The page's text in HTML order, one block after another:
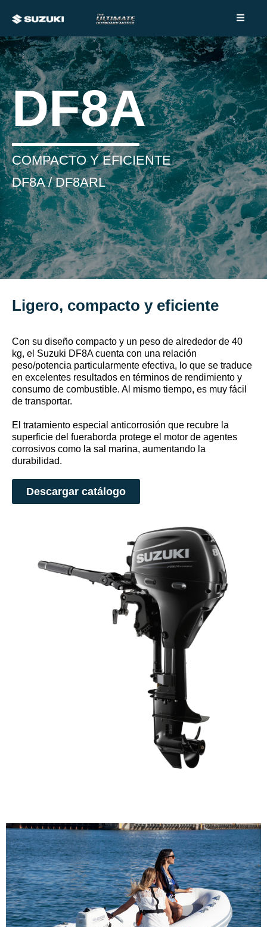
DF8A
COMPACTO Y EFICIENTE
DF8A / DF8ARL
Ligero, compacto y eficiente
Con su diseño compacto y un peso de alrededor de 40
kg, el Suzuki DF8A cuenta con una relación
peso/potencia particularmente efectiva, lo que se traduce
en excelentes resultados en términos de rendimiento y
consumo de combustible. Al mismo tiempo, es muy fácil
de transportar.
El tratamiento especial anticorrosión que recubre la
superficie del fueraborda protege el motor de agentes
corrosivos como la sal marina, aumentando la
durabilidad.
Descargar catálogo